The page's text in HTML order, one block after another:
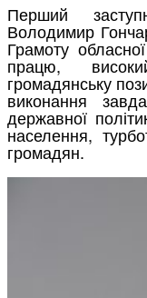
Перший
Володимир
Грамоту
працю,
громадянську
виконання
державної
населення,
громадян.